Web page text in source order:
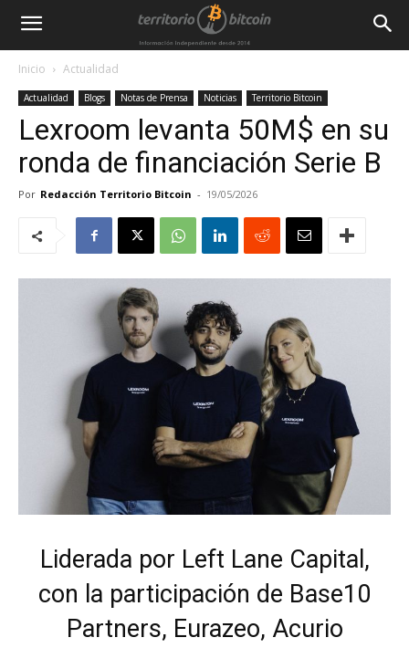
Inicio Actualidad
Actualidad Blogs Notas de Prensa Noticias Territorio Bitcoin
Lexroom levanta 50M$ en su
ronda de financiación Serie B
Por Redacción Territorio Bitcoin - 19/05/2026
Liderada por Left Lane Capital,
con la participación de Base10
Partners, Eurazeo, Acurio